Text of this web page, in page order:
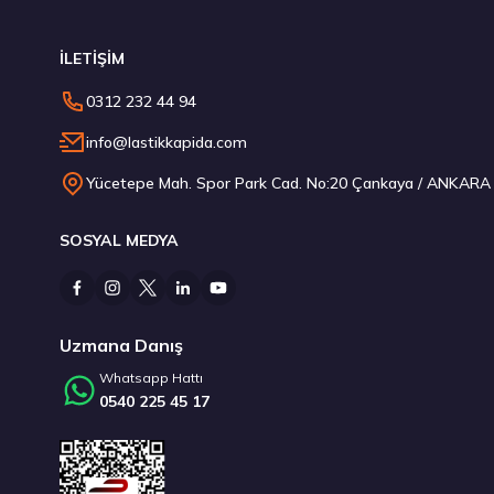
235/45 R18 98Y XL Ecsta Sport PS72 Yaz 2026
6.710,00 ₺
185/65 R15 88H Intensa HP 2 2026
2.942,50 ₺
İLETİŞİM
0312 232 44 94
info@lastikkapida.com
Yücetepe Mah. Spor Park Cad. No:20 Çankaya / ANKARA
SOSYAL MEDYA
Uzmana Danış
Whatsapp Hattı
0540 225 45 17